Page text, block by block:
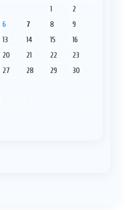
1
2
6 7 8
9
13 14 15
16
20 21 22
23
27 28 29
30